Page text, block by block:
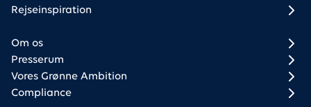
Rejseinspiration
Om os
Presserum
Vores Grønne Ambition
Compliance